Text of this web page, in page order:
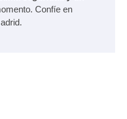
Confíe en